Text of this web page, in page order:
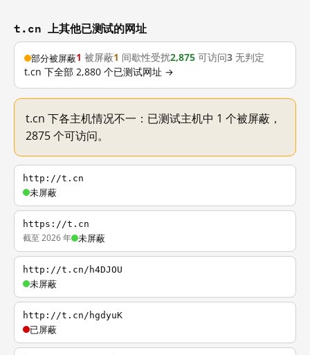
t.cn 上其他已测试的网址
部分被屏蔽1 被屏蔽1 间歇性受扰2,875 可访问3 无判定
t.cn 下全部 2,880 个已测试网址 →
t.cn 下各主机情况不一：已测试主机中 1 个被屏蔽，
2875 个可访问。
http://t.cn
未屏蔽
https://t.cn
截至 2026 年 未屏蔽
http://t.cn/h4DJOU
未屏蔽
http://t.cn/hgdyuK
已屏蔽